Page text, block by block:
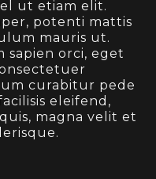
ut etiam elit.
potenti mattis
mauris ut.
sapien orci, eget
curabitur pede
eleifend,
magna velit et